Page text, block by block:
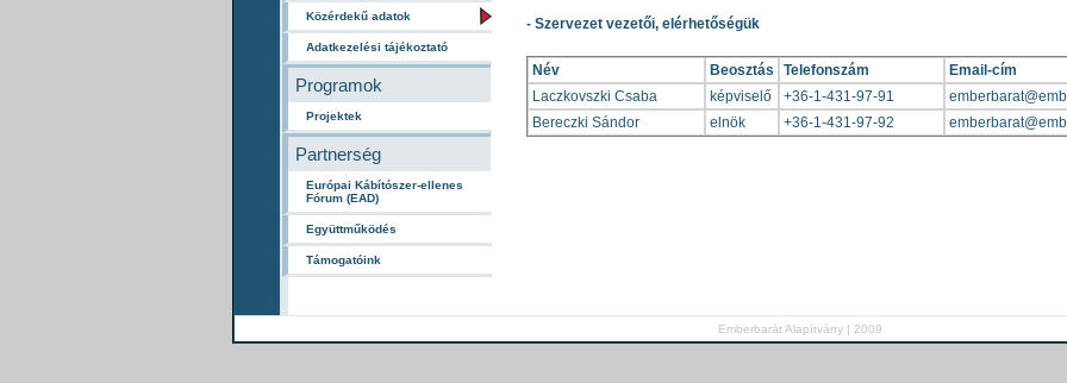
Közérdekű adatok
Adatkezelési tájékoztató
Programok
Projektek
Partnerség
Európai Kábítószer-ellenes
Fórum (EAD)
Együttműködés
Támogatóink
- Szervezet vezetői, elérhetőségük
Név Beosztás Telefonszám
Email-cím
Laczkovszki Csaba
képviselő +36-1-431-97-91
Bereczki Sándor
elnök +36-1-431-97-92
Emberbarát Alapítvány | 2009